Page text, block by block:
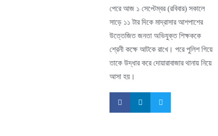
পেরে আজ ১ সেপ্টেম্বর (রবিবার) সকালে
সাড়ে ১১ টার দিকে মাদ্রাসার আশপাশের
উত্তেজিত জনতা অভিযুক্ত শিক্ষককে
শ্রেনী কক্ষে আটকে রাখে। পরে পুলিশ গিয়ে
তাকে উদ্ধার করে দোয়ারাবাজার থানায় নিয়ে
আসা হয়।